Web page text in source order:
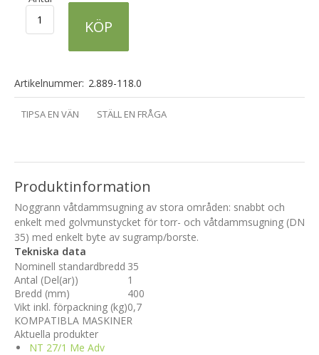
KÖP
Artikelnummer: 2.889-118.0
TIPSA EN VÄN STÄLL EN FRÅGA
Produktinformation
Noggrann våtdammsugning av stora områden: snabbt och
enkelt med golvmunstycket för torr- och våtdammsugning (DN
35) med enkelt byte av sugramp/borste.
Tekniska data
Nominell standardbredd 35
Antal (Del(ar))
1
Bredd (mm)
400
Vikt inkl. förpackning (kg)0,7
KOMPATIBLA MASKINER
Aktuella produkter
NT 27/1 Me Adv